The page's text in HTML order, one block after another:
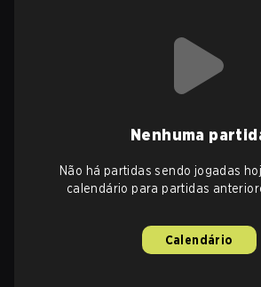
Nenhuma
Não há partidas sendo jogadas
calendário para partidas
Calendário